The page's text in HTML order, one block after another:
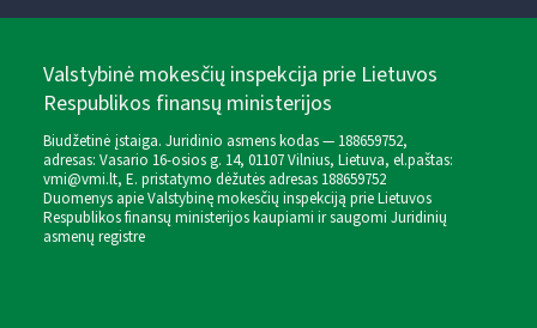
Valstybinė mokesčių inspekcija prie Lietuvos
Respublikos finansų ministerijos
Biudžetinė įstaiga. Juridinio asmens kodas — 188659752,
adresas: Vasario 16-osios g. 14, 01107 Vilnius, Lietuva, el.paštas:
vmi@vmi.lt, E. pristatymo dėžutės adresas 188659752
Duomenys apie Valstybinę mokesčių inspekciją prie Lietuvos
Respublikos finansų ministerijos kaupiami ir saugomi Juridinių
asmenų registre